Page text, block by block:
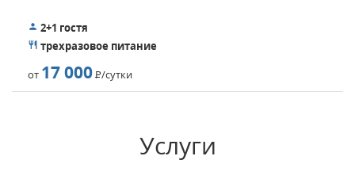
2+1 гостя
трехразовое питание
от 17 000Р/сутки
Услуги